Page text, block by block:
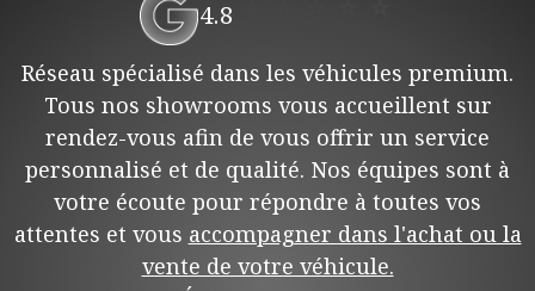
4.8
Réseau spécialisé dans les véhicules premium.
Tous nos showrooms vous accueillent sur
rendez-vous afin de vous offrir un service
personnalisé et de qualité. Nos équipes sont à
votre écoute pour répondre à toutes vos
attentes et vous accompagner dans l'achat ou la
vente de votre véhicule.